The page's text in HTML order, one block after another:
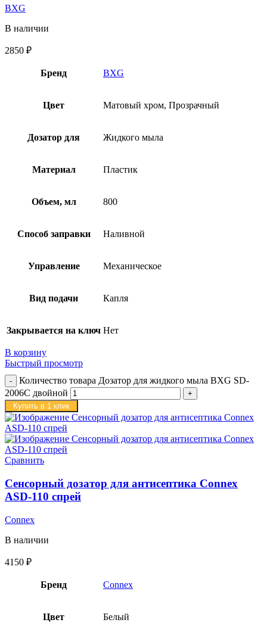
BXG
В наличии
2850 ₽
Бренд BXG
Цвет Матовый хром, Прозрачный
Дозатор для Жидкого мыла
Материал Пластик
Объем, мл 800
Способ заправки Наливной
Управление Механическое
Вид подачи Капля
Закрывается на ключ Нет
В корзину
Быстрый просмотр
Количество товара Дозатор для жидкого мыла BXG SD-
2006C двойной
Купить в 1 клик
Сравнить
Сенсорный дозатор для антисептика Connex
ASD-110 спрей
Connex
В наличии
4150 ₽
Бренд Connex
Цвет Белый